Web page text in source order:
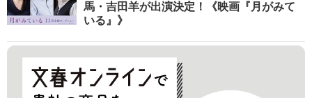
馬・吉田羊が出演決定！《映画『月がみて
いる』》